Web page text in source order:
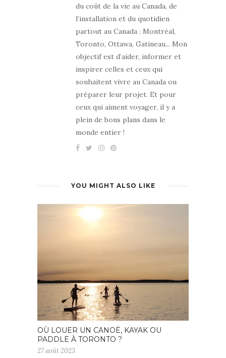
du coût de la vie au Canada, de
l’installation et du quotidien
partout au Canada : Montréal,
Toronto, Ottawa, Gatineau... Mon
objectif est d’aider, informer et
inspirer celles et ceux qui
souhaitent vivre au Canada ou
préparer leur projet. Et pour
ceux qui aiment voyager, il y a
plein de bons plans dans le
monde entier !
YOU MIGHT ALSO LIKE
OÙ LOUER UN CANOË, KAYAK OU
PADDLE À TORONTO ?
27 août 2023